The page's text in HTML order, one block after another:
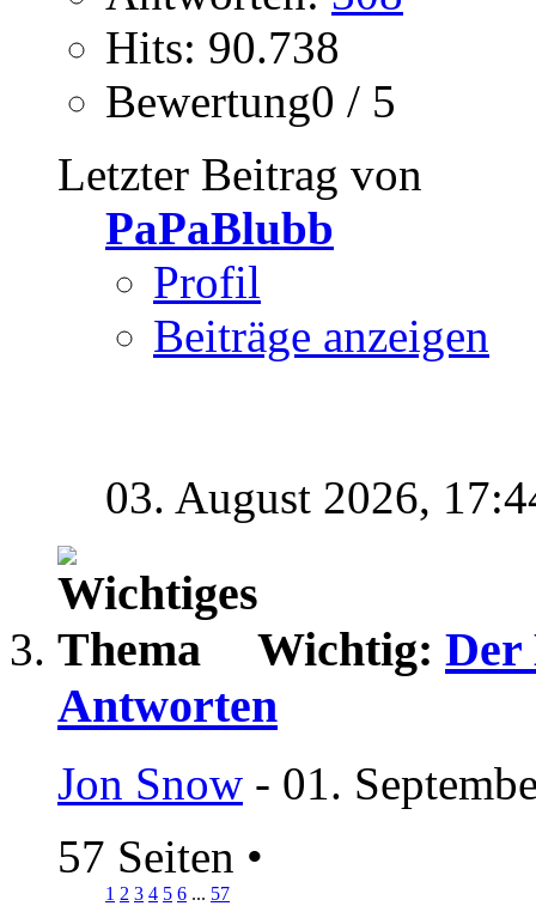
Hits: 90.738
Bewertung0 / 5
Letzter Beitrag von
PaPaBlubb
Profil
Beiträge anzeigen
03. August 2026,
Wichtig: Der
Antworten
Jon Snow - 01.
57 Seiten •
1 2 3 4 5 6 ... 57